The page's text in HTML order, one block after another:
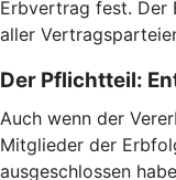
Erbvertrag fest. Der
aller
Der Pflichtteil:
Auch wenn der
Mitglieder der
ausgeschlossen